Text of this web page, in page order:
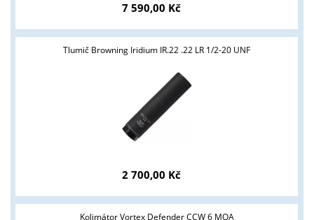
7 590,00 Kč
Tlumič Browning Iridium IR.22 .22 LR 1/2-20 UNF
2 700,00 Kč
Kolimátor Vortex Defender CCW 6 MOA